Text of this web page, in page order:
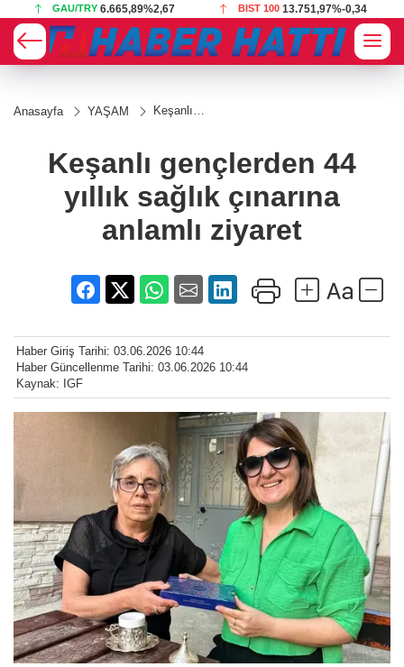
BIST 100 13.751,97%-0,34 USD 47,6987%0,17
Anasayfa YAŞAM
Keşanlı
çınarına
anlamlı
ziyaret
Keşanlı gençlerden 44
yıllık sağlık çınarına
anlamlı ziyaret
Haber Giriş Tarihi: 03.06.2026 10:44
Haber Güncellenme Tarihi: 03.06.2026 10:44
Kaynak: IGF